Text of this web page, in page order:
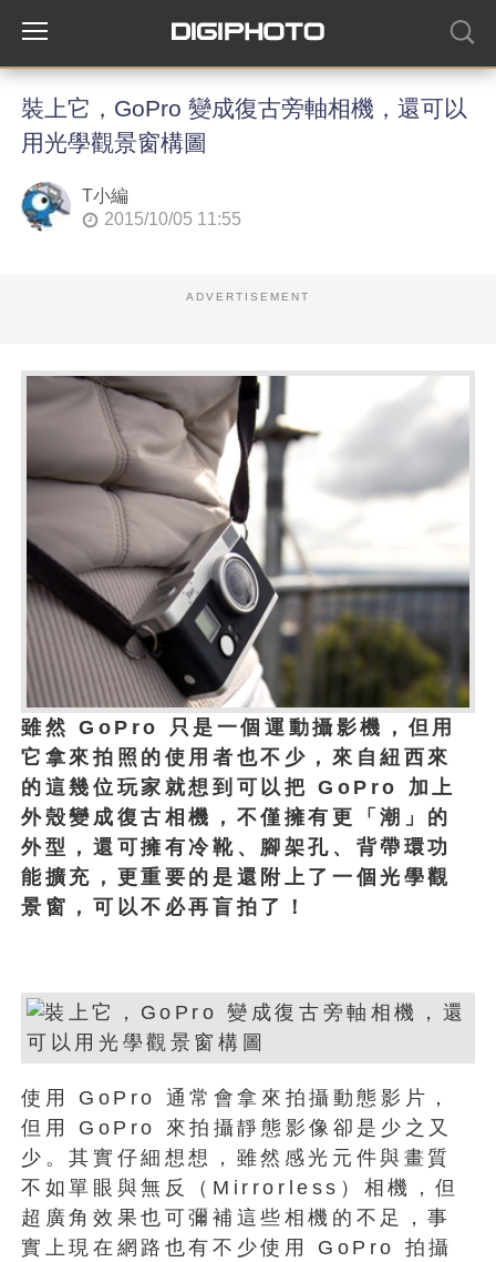
裝上它，GoPro 變成復古旁軸相機，還可以
用光學觀景窗構圖
T小編
2015/10/05 11:55
ADVERTISEMENT
雖然 GoPro 只是一個運動攝影機，但用
它拿來拍照的使用者也不少，來自紐西來
的這幾位玩家就想到可以把 GoPro 加上
外殼變成復古相機，不僅擁有更「潮」的
外型，還可擁有冷靴、腳架孔、背帶環功
能擴充，更重要的是還附上了一個光學觀
景窗，可以不必再盲拍了！
使用 GoPro 通常會拿來拍攝動態影片，
但用 GoPro 來拍攝靜態影像卻是少之又
少。其實仔細想想，雖然感光元件與畫質
不如單眼與無反（Mirrorless）相機，但
超廣角效果也可彌補這些相機的不足，事
實上現在網路也有不少使用 GoPro 拍攝